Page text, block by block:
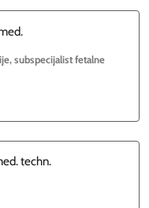
subspecijalist fetalne
techn.